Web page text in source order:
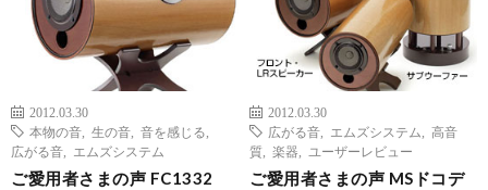
2012.03.30
本物の音
生の音 音を感じる
広がる音
エムズシステム
ご愛用者さまの声 FC1332
2012.03.30
広がる音
エムズシステム
高音
質
楽器 ユーザーレビュー
ご愛用者さまの声 MSドコデ